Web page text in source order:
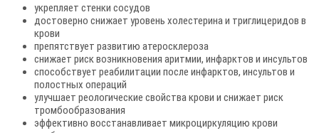
укрепляет стенки сосудов
достоверно снижает уровень холестерина и триглицеридов в
крови
препятствует развитию атеросклероза
снижает риск возникновения аритмии, инфарктов и инсультов
способствует реабилитации после инфарктов, инсультов и
полостных операций
улучшает реологические свойства крови и снижает риск
тромбообразования
эффективно восстанавливает микроциркуляцию крови